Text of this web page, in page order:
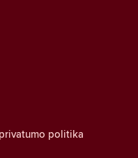
politika